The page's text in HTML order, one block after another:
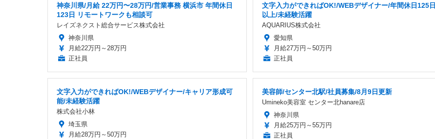
神奈川県/月給 22万円〜28万円/営業事務 横浜市 年間休日
123日 リモートワークも相談可
レイズネクスト総合サービス株式会社
神奈川県
月給22万円～28万円
正社員
文字入力ができればOK!/WEBデザイナー/年間休日125日
以上/未経験活躍
AQUARIUS株式会社
愛知県
月給27万円～50万円
正社員
文字入力ができればOK!/WEBデザイナー/キャリア形成可
能/未経験活躍
株式会社小林
埼玉県
月給28万円～50万円
美容師/センター北駅/社員募集/8月9日更新
Umineko美容室 センター北hanare店
神奈川県
月給25万円～55万円
正社員